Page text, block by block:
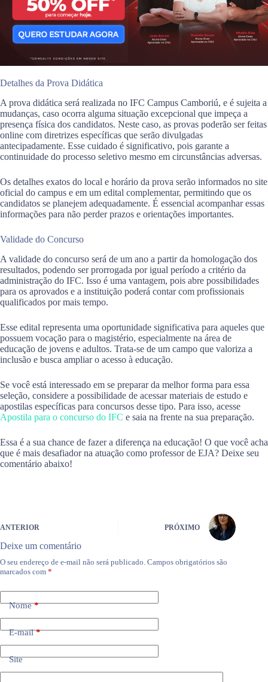
Detalhes da Prova Didática
A prova didática será realizada no IFC Campus Camboriú, e é sujeita a
mudanças, caso ocorra alguma situação excepcional que impeça a
presença física dos candidatos. Neste caso, as provas poderão ser feitas
online com diretrizes específicas que serão divulgadas
antecipadamente. Esse cuidado é significativo, pois garante a
continuidade do processo seletivo mesmo em circunstâncias adversas.
Os detalhes exatos do local e horário da prova serão informados no site
oficial do campus e em um edital complementar, permitindo que os
candidatos se planejem adequadamente. É essencial acompanhar essas
informações para não perder prazos e orientações importantes.
Validade do Concurso
A validade do concurso será de um ano a partir da homologação dos
resultados, podendo ser prorrogada por igual período a critério da
administração do IFC. Isso é uma vantagem, pois abre possibilidades
para os aprovados e a instituição poderá contar com profissionais
qualificados por mais tempo.
Esse edital representa uma oportunidade significativa para aqueles que
possuem vocação para o magistério, especialmente na área de
educação de jovens e adultos. Trata-se de um campo que valoriza a
inclusão e busca ampliar o acesso à educação.
Se você está interessado em se preparar da melhor forma para essa
seleção, considere a possibilidade de acessar materiais de estudo e
apostilas específicas para concursos desse tipo. Para isso, acesse
Apostila para o concurso do IFC e saia na frente na sua preparação.
Essa é a sua chance de fazer a diferença na educação! O que você acha
que é mais desafiador na atuação como professor de EJA? Deixe seu
comentário abaixo!
ANTERIOR PRÓXIMO
Deixe um comentário
O seu endereço de e-mail não será publicado. Campos obrigatórios são
marcados com *
Nome*
E-mail*
Site